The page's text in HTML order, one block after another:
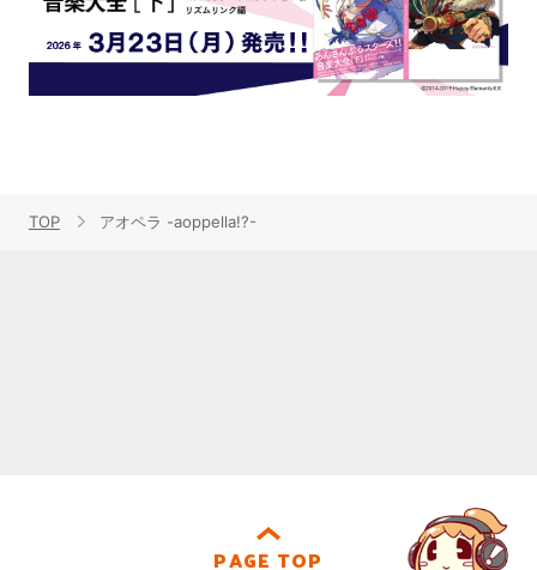
TOP アオペラ -aoppella!?-
PAGE TOP